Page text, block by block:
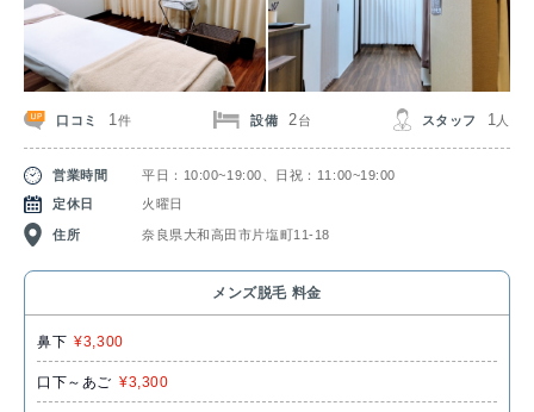
口コミ 1件 設備 2台 スタッフ 1 人
営業時間
平日：10:00~19:00、日祝：11:00~19:00
定休日
火曜日
住所 奈良県大和高田市片塩町11-18
メンズ脱毛 料金
鼻下 ¥3,300
口下～あご ¥3,300